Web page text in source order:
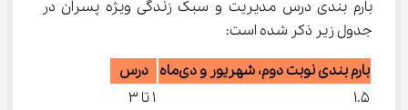
بارم بندی درس مدیریت و سبک زندگی ویژه پسران در
جدول زیر ذکر شده است:
بارم بندی نوبت دوم، شهریور و دی‌ماه
درس
۱.۵
۱ تا ۳